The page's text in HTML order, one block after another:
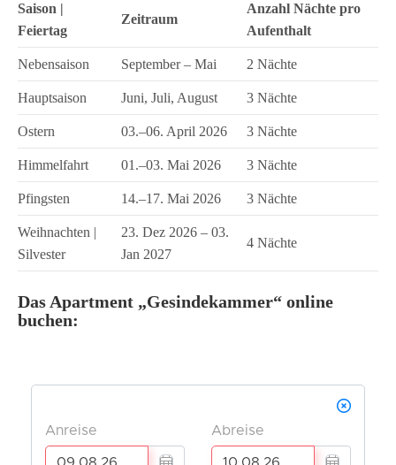
Saison |
Feiertag
Zeitraum
Anzahl Nächte pro
Aufenthalt
Nebensaison September – Mai 2 Nächte
Hauptsaison Juni, Juli, August 3 Nächte
Ostern 03.–06. April 2026 3 Nächte
Himmelfahrt 01.–03. Mai 2026 3 Nächte
Pfingsten 14.–17. Mai 2026 3 Nächte
Weihnachten |
Silvester
23. Dez 2026 – 03.
Jan 2027
4 Nächte
Das Apartment „Gesindekammer“ online
buchen: